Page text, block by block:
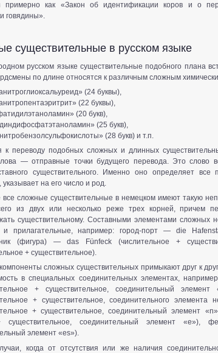
примерно как «Закон об идентификации коров и о
говядины».
существительные в русском языке
русском языке существительные подобного плана
по длине относятся к различным сложным
(24 буквы),
(22 буквы),
(20 букв),
(25 букв),
(28 букв) и т.п.
к переводу подобных сложных и длинных
— отправные точки будущего перевода. Это слово
существительного. Именно оно определяет все
указывает на его число и род.
все сложные существительные в немецком имеют такую
из двух или несколько реже трех корней, причем
существительному. Составными элементами сложных
и прилагательные, например: город-порт — die
(фигура) — das Fünfeck (числительное +
+ существительное).
сложных существительных примыкают друг к
в специальных соединительных элементах,
+ существительное, соединительный
+ существительное, соединительного
+ существительное, соединительный элемент
существительное, соединительный элемент «е»),
элемент «es»).
когда от отсутствия или же наличия